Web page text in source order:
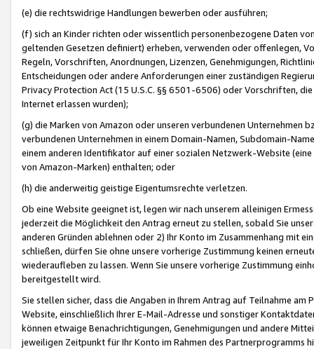
(e) die rechtswidrige Handlungen bewerben oder ausführen;
(f) sich an Kinder richten oder wissentlich personenbezogene Daten
geltenden Gesetzen definiert) erheben, verwenden oder offenlegen,
Regeln, Vorschriften, Anordnungen, Lizenzen, Genehmigungen,
Entscheidungen oder andere Anforderungen einer zuständigen
Privacy Protection Act (15 U.S.C. §§ 6501-6506) oder Vorschriften,
Internet erlassen wurden);
(g) die Marken von Amazon oder unseren verbundenen Unternehmen
verbundenen Unternehmen in einem Domain-Namen, Subdomain-
einem anderen Identifikator auf einer sozialen Netzwerk-Website
von Amazon-Marken) enthalten; oder
(h) die anderweitig geistige Eigentumsrechte verletzen.
Ob eine Website geeignet ist, legen wir nach unserem alleinigen
jederzeit die Möglichkeit den Antrag erneut zu stellen, sobald Sie
anderen Gründen ablehnen oder 2) Ihr Konto im Zusammenhang mit
schließen, dürfen Sie ohne unsere vorherige Zustimmung keinen
wiederaufleben zu lassen. Wenn Sie unsere vorherige Zustimmung
bereitgestellt wird.
Sie stellen sicher, dass die Angaben in Ihrem Antrag auf Teilnahme
Website, einschließlich Ihrer E-Mail-Adresse und sonstiger
können etwaige Benachrichtigungen, Genehmigungen und andere
jeweiligen Zeitpunkt für Ihr Konto im Rahmen des Partnerprogramms